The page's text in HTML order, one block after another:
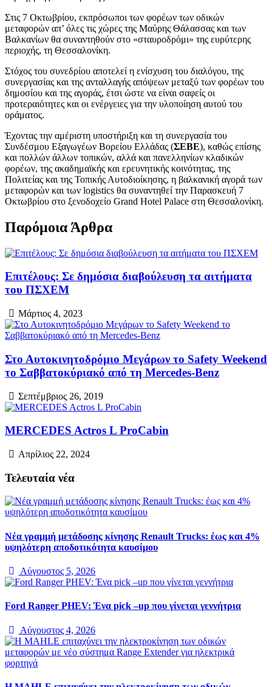
Στις 7 Οκτωβρίου, εκπρόσωποι των φορέων των οδικών
μεταφορών απ’ όλες τις χώρες της Μαύρης Θάλασσας και των
Βαλκανίων θα συναντηθούν στο «σταυροδρόμι» της ευρύτερης
περιοχής, τη Θεσσαλονίκη.
Στόχος του συνεδρίου αποτελεί η ενίσχυση του διαλόγου, της
συνεργασίας και της ανταλλαγής απόψεων μεταξύ των φορέων του
δημοσίου και της αγοράς, έτσι ώστε να είναι σαφείς οι
προτεραιότητες και οι ενέργειες για την υλοποίηση αυτού του
οράματος.
Έχοντας την αμέριστη υποστήριξη και τη συνεργασία του
Συνδέσμου Εξαγωγέων Βορείου Ελλάδας (ΣΕΒΕ), καθώς επίσης
και πολλών άλλων τοπικών, αλλά και πανελληνίων κλαδικών
φορέων, της ακαδημαϊκής και ερευνητικής κοινότητας, της
Πολιτείας και της Τοπικής Αυτοδιοίκησης, η βαλκανική αγορά των
μεταφορών και των logistics θα συναντηθεί την Παρασκευή 7
Οκτωβρίου στο ξενοδοχείο Grand Hotel Palace στη Θεσσαλονίκη.
Παρόμοια Άρθρα
Επιτέλους: Σε δημόσια διαβούλευση τα αιτήματα
του ΠΣΧΕΜ
Μάρτιος 4, 2023
Στο Αυτοκινητοδρόμιο Μεγάρων το Safety Weekend
το Σαββατοκύριακό από τη Mercedes-Benz
Σεπτέμβριος 26, 2019
ΜERCEDES Actros L ProCabin
Απρίλιος 22, 2024
Τελευταία νέα
Νέα γραμμή μετάδοσης κίνησης Renault Trucks: έως και 4%
υψηλότερη αποδοτικότητα καυσίμου
Αύγουστος 5, 2026
Ford Ranger PHEV: Ένα pick –up που γίνεται γεννήτρια
Αύγουστος 4, 2026